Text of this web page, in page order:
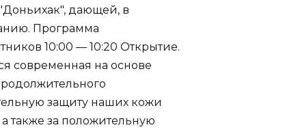
дающей, в
Программа
10:00 — 10:20 Открытие.
современная на основе
защиту наших кожи
также за положительную